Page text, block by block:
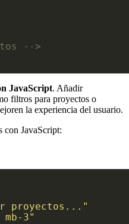
-->
JavaScript. Añadir
filtros para proyectos o
la experiencia del usuario.
con JavaScript:
proyectos..."
3"